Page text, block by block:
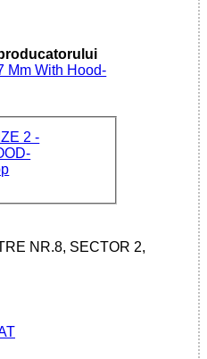
Mm With Hood-
NR.8, SECTOR 2,